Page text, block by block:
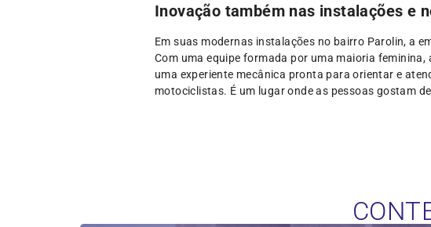
Inovação também nas instalações e
Em suas modernas instalações no bairro Parolin, a
Com uma equipe formada por uma maioria
uma experiente mecânica pronta para orientar e
motociclistas. É um lugar onde as pessoas gostam